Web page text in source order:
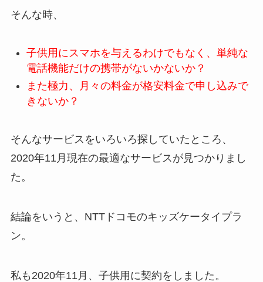
そんな時、
子供用にスマホを与えるわけでもなく、単純な
電話機能だけの携帯がないかないか？
また極力、月々の料金が格安料金で申し込みで
きないか？
そんなサービスをいろいろ探していたところ、
2020年11月現在の最適なサービスが見つかりまし
た。
結論をいうと、NTTドコモのキッズケータイプラ
ン。
私も2020年11月、子供用に契約をしました。